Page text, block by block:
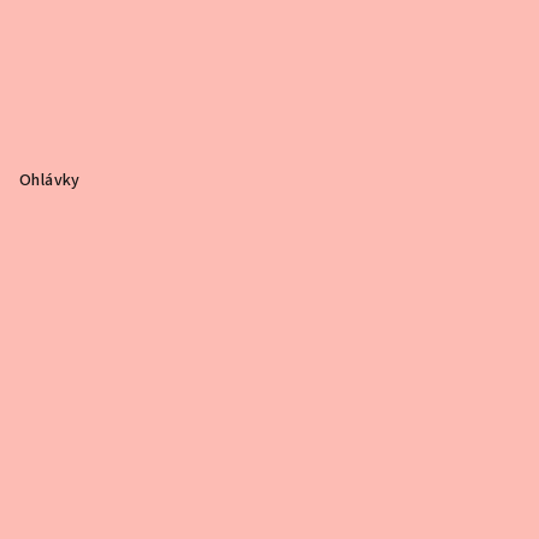
Ohlávky